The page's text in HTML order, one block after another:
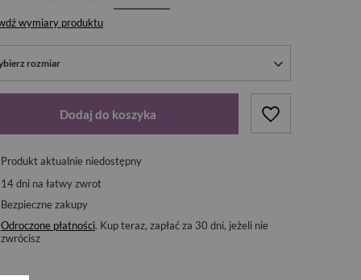
wymiary produktu
rozmiar
Dodaj do koszyka
Produkt aktualnie niedostępny
14dni na łatwy zwrot
Bezpieczne zakupy
Odroczone płatności. Kup teraz, zapłać za 30 dni, jeżeli nie
zwrócisz